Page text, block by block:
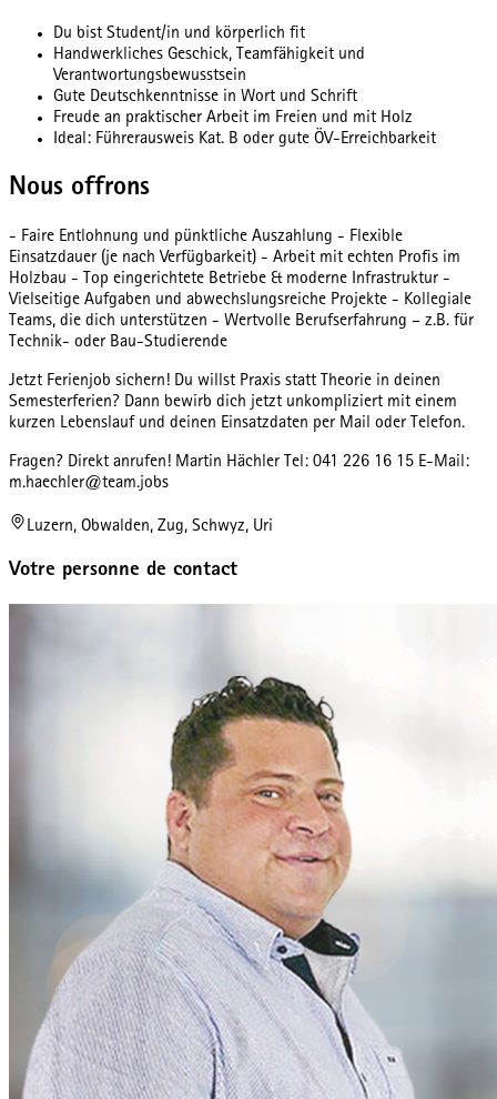
Du bist Student/in und körperlich fit
Handwerkliches Geschick, Teamfähigkeit und
Verantwortungsbewusstsein
Gute Deutschkenntnisse in Wort und Schrift
Freude an praktischer Arbeit im Freien und mit Holz
Ideal: Führerausweis Kat. B oder gute ÖV-Erreichbarkeit
Nous offrons
- Faire Entlohnung und pünktliche Auszahlung - Flexible
Einsatzdauer (je nach Verfügbarkeit) - Arbeit mit echten Profis im
Holzbau - Top eingerichtete Betriebe & moderne Infrastruktur -
Vielseitige Aufgaben und abwechslungsreiche Projekte - Kollegiale
Teams, die dich unterstützen - Wertvolle Berufserfahrung – z.B. für
Technik- oder Bau-Studierende
Jetzt Ferienjob sichern! Du willst Praxis statt Theorie in deinen
Semesterferien? Dann bewirb dich jetzt unkompliziert mit einem
kurzen Lebenslauf und deinen Einsatzdaten per Mail oder Telefon.
Fragen? Direkt anrufen! Martin Hächler Tel: 041 226 16 15 E-Mail:
m.haechler@team.jobs
Luzern, Obwalden, Zug, Schwyz, Uri
Votre personne de contact